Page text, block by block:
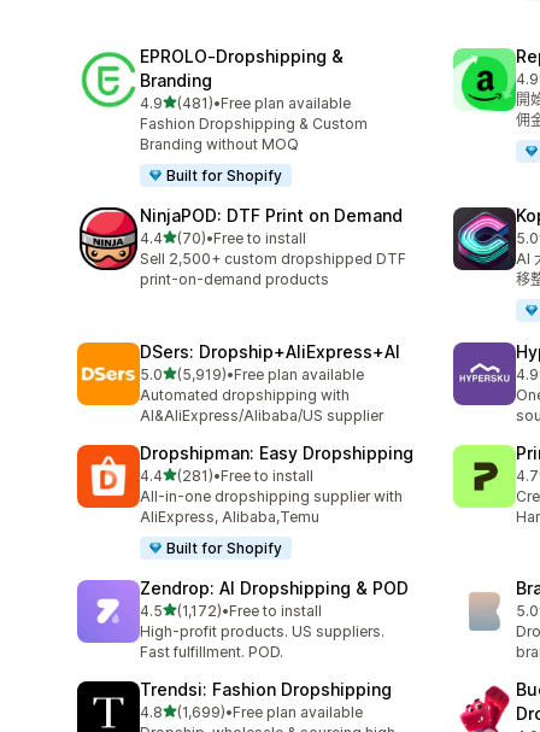
EPROLO‑Dropshipping &
Branding
4.9滿分 5 顆星
(481)
共有 481 則評價
•Free plan available
Fashion Dropshipping & Custom
Branding without MOQ
Built for Shopify
4.9
共
開
佣
NinjaPOD: DTF Print on Demand
4.4滿分 5 顆星
(70)
共有 70 則評價
•Free to install
Sell 2,500+ custom dropshipped DTF
print-on-demand products
5.0
共
AI
移
DSers: Dropship+AliExpress+AI
5.0滿分 5 顆星
(5,919)
共有 5919 則評價
•Free plan available
Automated dropshipping with
AI&AliExpress/Alibaba/US supplier
4.9
共
Dropshipman: Easy Dropshipping
4.4滿分 5 顆星
(281)
共有 281 則評價
•Free to install
All-in-one dropshipping supplier with
AliExpress, Alibaba,Temu
Built for Shopify
4.7
共
Zendrop: AI Dropshipping & POD
4.5滿分 5 顆星
(1,172)
共有 1172 則評價
•Free to install
High-profit products. US suppliers.
Fast fulfillment. POD.
5.0
共
Trendsi: Fashion Dropshipping
4.8滿分 5 顆星
(1,699)
共有 1699 則評價
•Free plan available